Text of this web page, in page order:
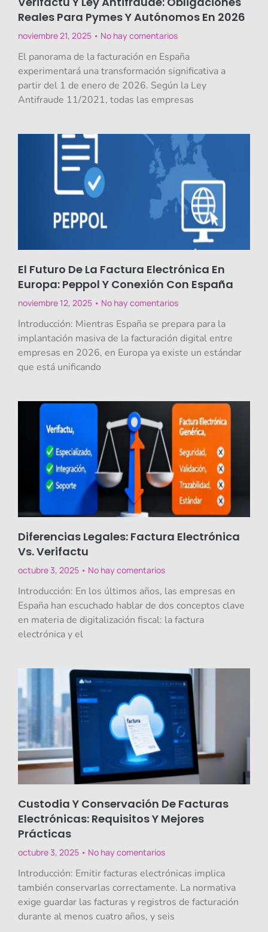
Reales Para Pymes Y Autónomos En 2026
noviembre 21, 2025 No hay comentarios
El panorama de la facturación en España
experimentará una transformación significativa a
partir del 1 de enero de 2026. Según la Ley
Antifraude 11/2021, todas las empresas
El Futuro De La Factura Electrónica En
Europa: Peppol Y Conexión Con España
noviembre 12, 2025 No hay comentarios
Introducción: Mientras España se prepara para la
implantación masiva de la facturación digital entre
empresas en 2026, en Europa ya existe un estándar
que está unificando
Diferencias Legales: Factura Electrónica
Vs. Verifactu
octubre 3, 2025 No hay comentarios
Introducción: En los últimos años, las empresas en
España han escuchado hablar de dos conceptos clave
en materia de digitalización fiscal: la factura
electrónica y el
Custodia Y Conservación De Facturas
Electrónicas: Requisitos Y Mejores
Prácticas
octubre 3, 2025 No hay comentarios
Introducción: Emitir facturas electrónicas implica
también conservarlas correctamente. La normativa
exige guardar las facturas y registros de facturación
durante al menos cuatro años, y seis